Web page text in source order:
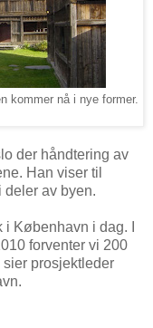
kommer nå i nye former.
der håndtering av
Han viser til
deler av byen.
København i dag. I
forventer vi 200
prosjektleder